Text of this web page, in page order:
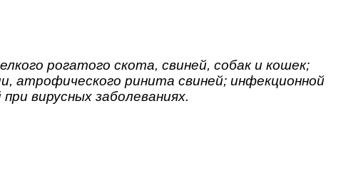
рогатого скота, свиней, собак и кошек;
атрофического ринита свиней; инфекционной
вирусных заболеваниях.